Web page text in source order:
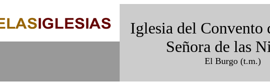
Iglesia del Convento
Señora de las
El Burgo (t.m.)